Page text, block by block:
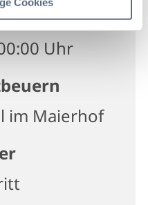
Uhr
im Maierhof